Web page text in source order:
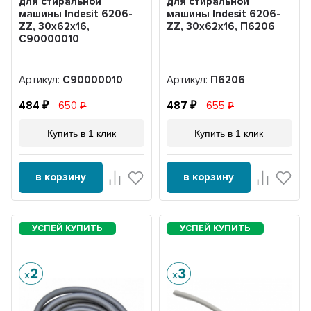
машины Indesit 6206-
ZZ, 30x62x16,
C90000010
Артикул: C90000010
484 650
Купить в 1 клик
в корзину
машины Indesit 6206-
ZZ, 30x62x16, П6206
Артикул: П6206
487 655
Купить в 1 клик
в корзину